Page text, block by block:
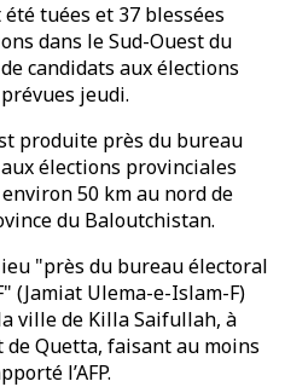
tuées et 37 blessées
dans le Sud-Ouest du
candidats aux élections
jeudi.
produite près du bureau
élections provinciales
50 km au nord de
du Baloutchistan.
"près du bureau électoral
(Jamiat Ulema-e-Islam-F)
ville de Killa Saifullah, à
Quetta, faisant au moins
l’AFP.